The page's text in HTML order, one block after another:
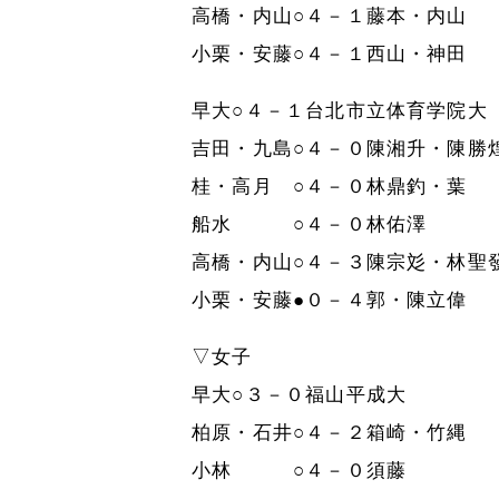
高橋・内山○４－１藤本・内山
小栗・安藤○４－１西山・神田
早大○４－１台北市立体育学院大
吉田・九島○４－０陳湘升・陳勝
桂・高月 ○４－０林鼎釣・葉
船水 ○４－０林佑澤
高橋・内山○４－３陳宗彣・林聖
小栗・安藤●０－４郭・陳立偉
▽女子
早大○３－０福山平成大
柏原・石井○４－２箱崎・竹縄
小林 ○４－０須藤